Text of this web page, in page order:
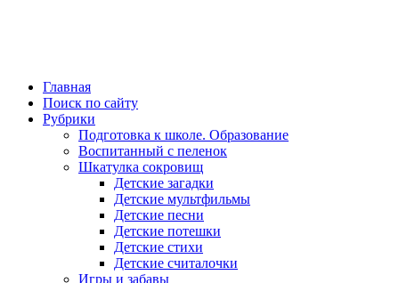
Главная
Поиск по сайту
Рубрики
Подготовка к школе. Образование
Воспитанный с пеленок
Шкатулка сокровищ
Детские загадки
Детские мультфильмы
Детские песни
Детские потешки
Детские стихи
Детские считалочки
Игры и забавы